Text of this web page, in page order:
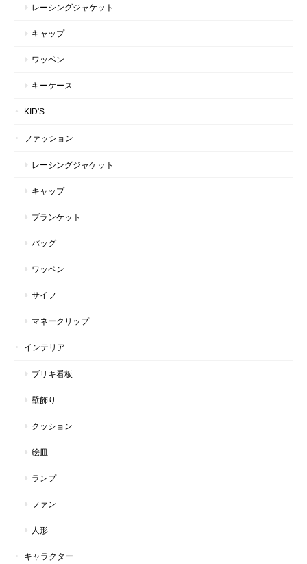
レーシングジャケット
キャップ
ワッペン
キーケース
KID'S
ファッション
レーシングジャケット
キャップ
ブランケット
バッグ
ワッペン
サイフ
マネークリップ
インテリア
ブリキ看板
壁飾り
クッション
絵皿
ランプ
ファン
人形
キャラクター